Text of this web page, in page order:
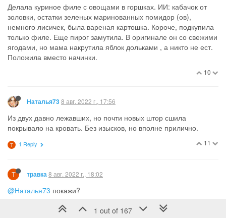
Делала куриное филе с овощами в горшках. ИИ: кабачок от
золовки, остатки зеленых маринованных помидор (ов),
немного лисичек, была вареная картошка. Короче, подкупила
только филе. Еще пирог замутила. В оригинале он со свежими
ягодами, но мама накрутила яблок дольками , а никто не ест.
Положила вместо начинки.
10
Наталья73 8 авг. 2022 г., 17:56
Из двух давно лежавших, но почти новых штор сшила
покрывало на кровать. Без изысков, но вполне прилично.
11
Т 1 Reply
Т травка8 авг. 2022 г., 18:02
@Наталья73 покажи?
1 out of 167